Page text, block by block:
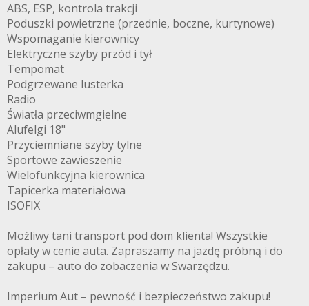
ABS, ESP, kontrola trakcji
Poduszki powietrzne (przednie, boczne, kurtynowe)
Wspomaganie kierownicy
Elektryczne szyby przód i tył
Tempomat
Podgrzewane lusterka
Radio
Światła przeciwmgielne
Alufelgi 18"
Przyciemniane szyby tylne
Sportowe zawieszenie
Wielofunkcyjna kierownica
Tapicerka materiałowa
ISOFIX
Możliwy tani transport pod dom klienta! Wszystkie
opłaty w cenie auta. Zapraszamy na jazdę próbną i do
zakupu – auto do zobaczenia w Swarzędzu.
Imperium Aut – pewność i bezpieczeństwo zakupu!